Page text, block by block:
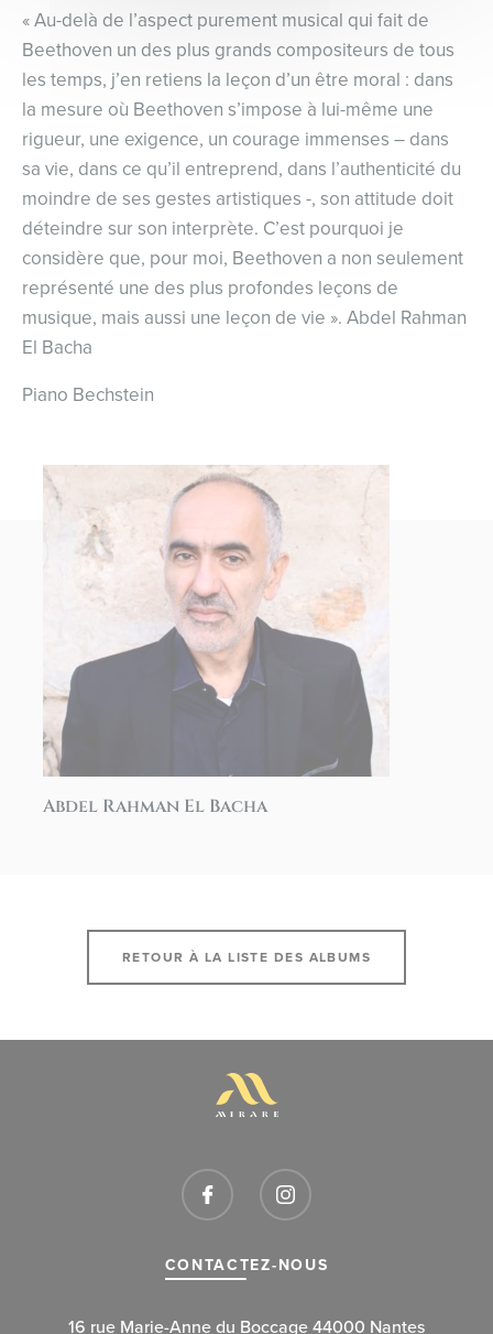
« Au-delà de l’aspect purement musical qui fait de
Beethoven un des plus grands compositeurs de tous
les temps, j’en retiens la leçon d’un être moral : dans
la mesure où Beethoven s’impose à lui-même une
rigueur, une exigence, un courage immenses – dans
sa vie, dans ce qu’il entreprend, dans l’authenticité du
moindre de ses gestes artistiques -, son attitude doit
déteindre sur son interprète. C’est pourquoi je
considère que, pour moi, Beethoven a non seulement
représenté une des plus profondes leçons de
musique, mais aussi une leçon de vie ». Abdel Rahman
El Bacha
Piano Bechstein
Abdel Rahman El Bacha
RETOUR À LA LISTE DES ALBUMS
CONTACTEZ-NOUS
16 rue Marie-Anne du Boccage 44000 Nantes